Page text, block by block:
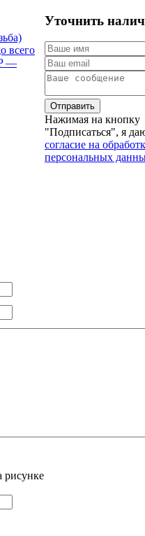
Уточнить
Отправить
Нажимая на кнопку
"Подписаться", я
согласие на
персональных
рисунке